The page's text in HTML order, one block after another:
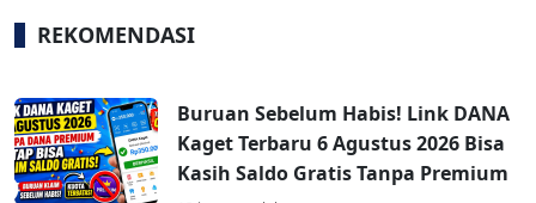
REKOMENDASI
Buruan Sebelum Habis! Link DANA
Kaget Terbaru 6 Agustus 2026 Bisa
Kasih Saldo Gratis Tanpa Premium